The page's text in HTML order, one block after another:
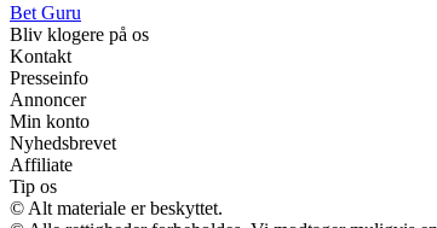
Bet Guru
Bliv klogere på os
Kontakt
Presseinfo
Annoncer
Min konto
Nyhedsbrevet
Affiliate
Tip os
© Alt materiale er beskyttet.